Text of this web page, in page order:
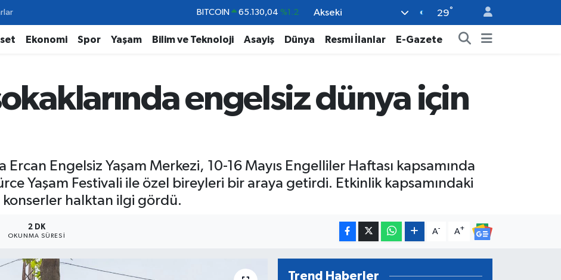
DOLAR 47,7436 %0.18
EURO 55,2510 %0.32
BİST100 13.773 %-19
Akseki 29°
Ekonomi Spor Yaşam Bilim ve Teknoloji Asayiş Dünya Resmi İlanlar E-Gazete
engelsiz dünya için
Engelsiz Yaşam Merkezi, 10-16 Mayıs Engelliler Haftası kapsamında
Yaşam Festivali ile özel bireyleri bir araya getirdi. Etkinlik kapsamındaki
halktan ilgi gördü.
2 DK
OKUNMA SÜRESI
A- A+
Trend Haberler